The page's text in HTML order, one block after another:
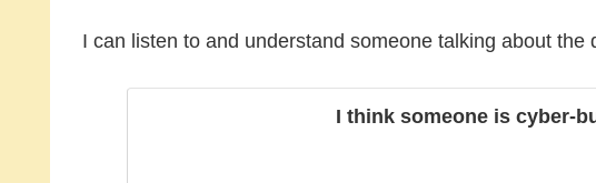
I can listen to and understand someone talking about the
I think someone is cyber-